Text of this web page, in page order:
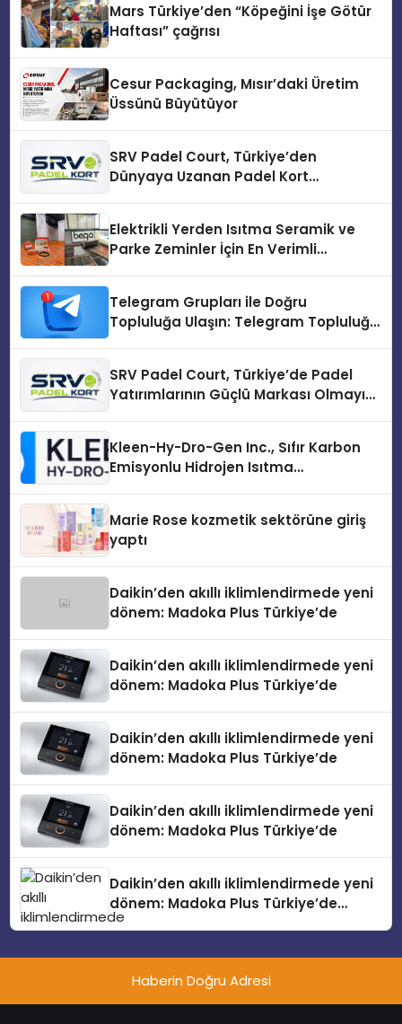
Mars Türkiye’den “Köpeğini İşe Götür
Haftası” çağrısı
Cesur Packaging, Mısır’daki Üretim
Üssünü Büyütüyor
SRV Padel Court, Türkiye’den
Dünyaya Uzanan Padel Kort
Elektrikli Yerden Isıtma Seramik ve
Parke Zeminler İçin En Verimli
Telegram Grupları ile Doğru
Topluluğa Ulaşın: Telegram Topluluğu
SRV Padel Court, Türkiye’de Padel
Yatırımlarının Güçlü Markası Olmayı
Kleen-Hy-Dro-Gen Inc., Sıfır Karbon
Emisyonlu Hidrojen Isıtma
Marie Rose kozmetik sektörüne giriş
yaptı
Daikin’den akıllı iklimlendirmede yeni
dönem: Madoka Plus Türkiye’de
Daikin’den akıllı iklimlendirmede yeni
dönem: Madoka Plus Türkiye’de
Daikin’den akıllı iklimlendirmede yeni
dönem: Madoka Plus Türkiye’de
Daikin’den akıllı iklimlendirmede yeni
dönem: Madoka Plus Türkiye’de
Daikin’den akıllı iklimlendirmede yeni
dönem: Madoka Plus Türkiye’de
Daikin’in kullanıcı dostu tasarımıyla
teknolojilerle donatılmış son modeli
VRV kontrol ünitesi Madoka Plus
Türkiye’de satışa sunuldu. Tam
Haberin Doğru Adresi